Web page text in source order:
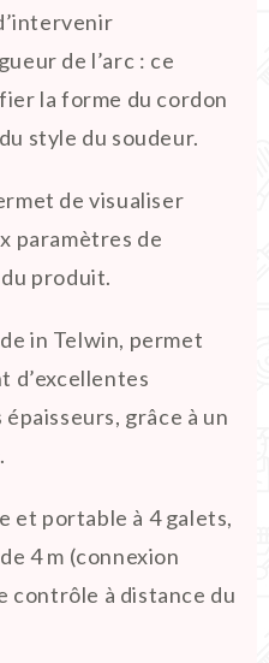
de l’arc : ce
la forme du cordon
style du soudeur.
de visualiser
paramètres de
produit.
in Telwin, permet
d’excellentes
grâce à un
et portable à 4 galets,
4 m (connexion
contrôle à distance du